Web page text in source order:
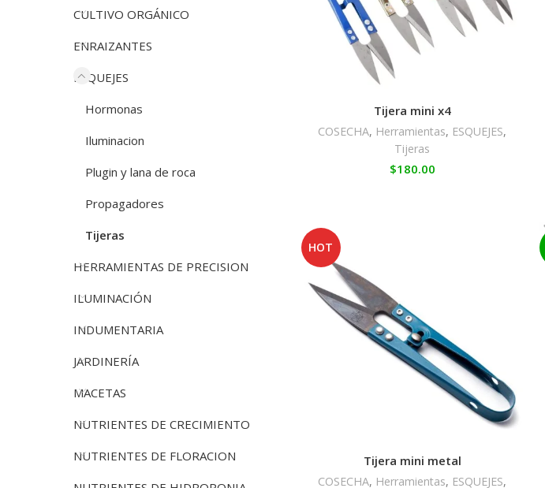
CULTIVO ORGÁNICO
ENRAIZANTES
ESQUEJES
Hormonas
Iluminacion
Plugin y lana de roca
Propagadores
Tijeras
HERRAMIENTAS DE PRECISION
ILUMINACIÓN
INDUMENTARIA
JARDINERÍA
MACETAS
NUTRIENTES DE CRECIMIENTO
NUTRIENTES DE FLORACION
Tijera mini x4
COSECHA, Herramientas, ESQUEJES,
Tijeras
$180.00
HOT
Tijera mini metal
COSECHA, Herramientas, ESQUEJES,